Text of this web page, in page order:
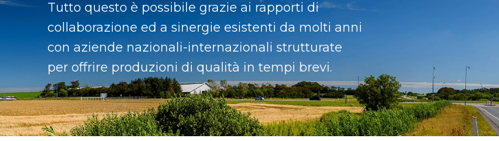
Tutto questo è possibile grazie ai rapporti di
collaborazione ed a sinergie esistenti da molti anni
con aziende nazionali-internazionali strutturate
per offrire produzioni di qualità in tempi brevi.